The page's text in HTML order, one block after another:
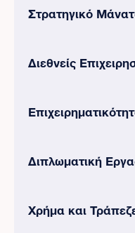
Στρατηγικό
Διεθνείς
Διπλωματική
Χρήμα και